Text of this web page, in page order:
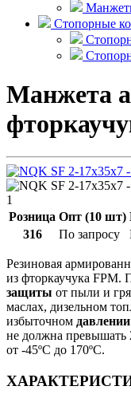
Стопорные
Манжета
Розница Опт (10 шт)
316
По запросу
Резиновая
из фторкаучука FPM.
защиты от пыли и
маслах, дизельном
избыточном давлении
не должна превышать
от -45ºС до 170ºС.